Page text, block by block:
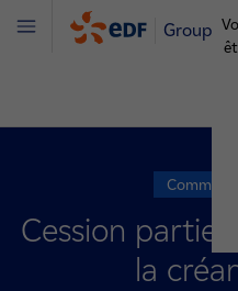
Groupe
Menu
Cession
la